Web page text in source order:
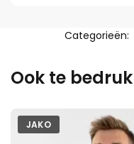
Categorieën:
Ook te
JAKO